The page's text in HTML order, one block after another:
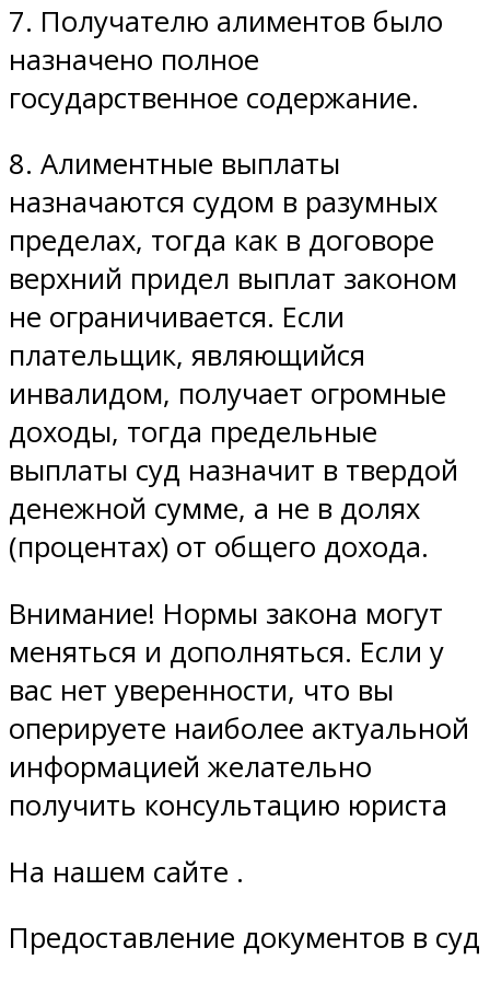
7. Получателю алиментов было
назначено полное
государственное содержание.
8. Алиментные выплаты
назначаются судом в разумных
пределах, тогда как в договоре
верхний придел выплат законом
не ограничивается. Если
плательщик, являющийся
инвалидом, получает огромные
доходы, тогда предельные
выплаты суд назначит в твердой
денежной сумме, а не в долях
(процентах) от общего дохода.
Внимание! Нормы закона могут
меняться и дополняться. Если у
вас нет уверенности, что вы
оперируете наиболее актуальной
информацией желательно
получить консультацию юриста
На нашем сайте .
Предоставление документов в суд